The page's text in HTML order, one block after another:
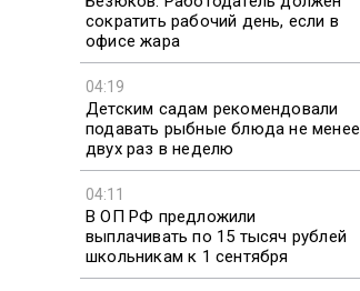
сократить рабочий день, если в
офисе жара
04:19
Детским садам рекомендовали
подавать рыбные блюда не менее
двух раз в неделю
04:11
В ОП РФ предложили
выплачивать по 15 тысяч рублей
школьникам к 1 сентября